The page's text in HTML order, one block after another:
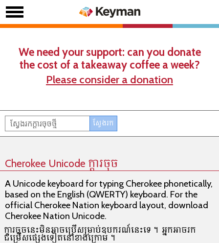
We need your support: can you donate
the cost of a takeaway coffee a week?
Please consider a donation
Cherokee Unicode ក្តារចុច
A Unicode keyboard for typing Cherokee phonetically,
based on the English (QWERTY) keyboard. For the
official Cherokee Nation keyboard layout, download
Cherokee Nation Unicode.
ក្តារចុច​នេះ​មិន​អាចប្រើសម្រាប់​ឧបករណ៍​នេះ​ទេ។ អ្នក​អាច​រក​
ជម្រើស​ផ្សេង​ទៀត​នៅ​ខាង​ក្រោម។